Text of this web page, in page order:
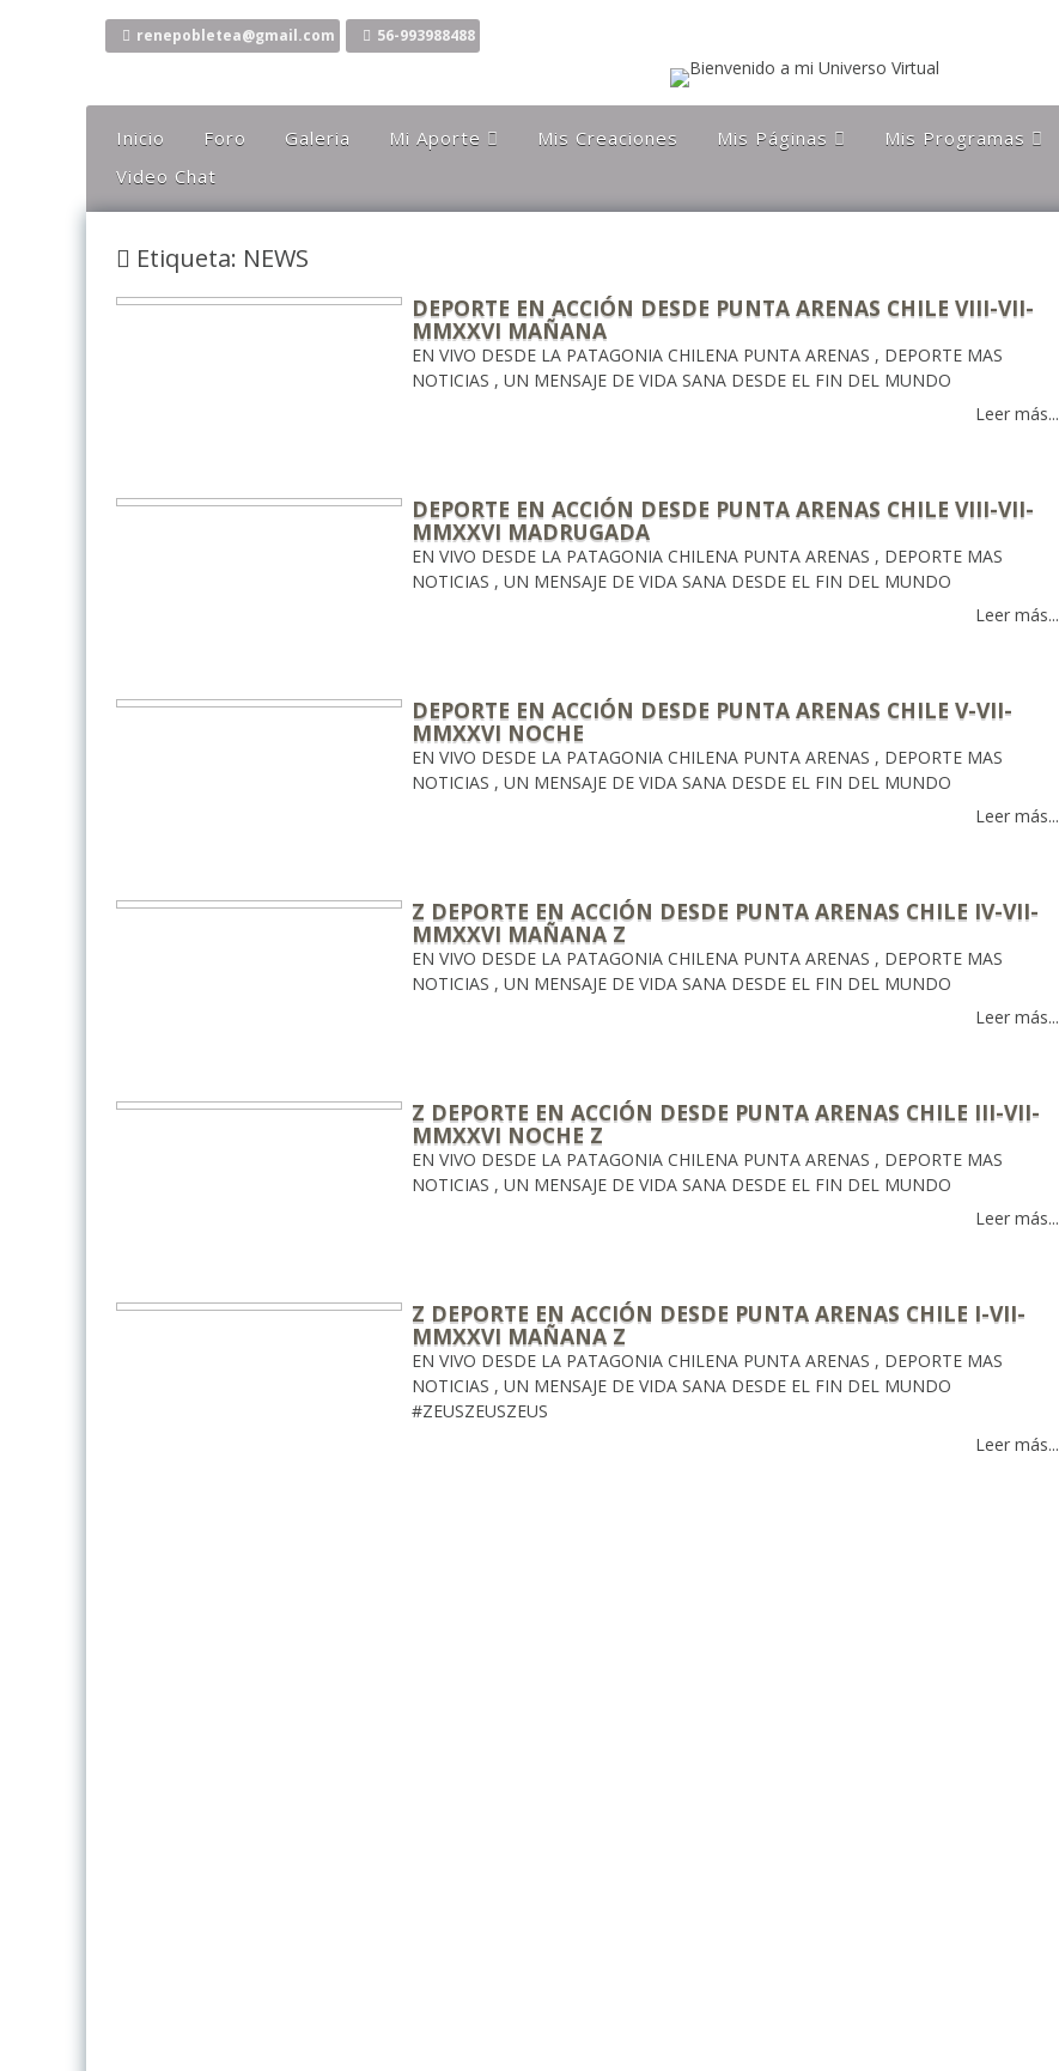
renepobletea@gmail.com 56-993988488
Inicio Foro Galeria Mi Aporte
Comentarios
El Canto De La Lira
Ideas
Mis Karaokes
Mis Creaciones Mis Páginas
Chileno
Orgulloso de ser
Magallanico
Mamá Sea Eterna
Mis Programas
Charla Austral
Video Chat
Etiqueta: NEWS
DEPORTE EN ACCIÓN DESDE PUNTA ARENAS CHILE VIII-VII-
MMXXVI MAÑANA
EN VIVO DESDE LA PATAGONIA CHILENA PUNTA ARENAS , DEPORTE MAS
NOTICIAS , UN MENSAJE DE VIDA SANA DESDE EL FIN DEL MUNDO
Leer más...
DEPORTE EN ACCIÓN DESDE PUNTA ARENAS CHILE VIII-VII-
MMXXVI MADRUGADA
EN VIVO DESDE LA PATAGONIA CHILENA PUNTA ARENAS , DEPORTE MAS
NOTICIAS , UN MENSAJE DE VIDA SANA DESDE EL FIN DEL MUNDO
Leer más...
DEPORTE EN ACCIÓN DESDE PUNTA ARENAS CHILE V-VII-
MMXXVI NOCHE
EN VIVO DESDE LA PATAGONIA CHILENA PUNTA ARENAS , DEPORTE MAS
NOTICIAS , UN MENSAJE DE VIDA SANA DESDE EL FIN DEL MUNDO
Leer más...
Z DEPORTE EN ACCIÓN DESDE PUNTA ARENAS CHILE IV-VII-
MMXXVI MAÑANA Z
EN VIVO DESDE LA PATAGONIA CHILENA PUNTA ARENAS , DEPORTE MAS
NOTICIAS , UN MENSAJE DE VIDA SANA DESDE EL FIN DEL MUNDO
Leer más...
Z DEPORTE EN ACCIÓN DESDE PUNTA ARENAS CHILE III-VII-
MMXXVI NOCHE Z
EN VIVO DESDE LA PATAGONIA CHILENA PUNTA ARENAS , DEPORTE MAS
NOTICIAS , UN MENSAJE DE VIDA SANA DESDE EL FIN DEL MUNDO
Leer más...
Z DEPORTE EN ACCIÓN DESDE PUNTA ARENAS CHILE I-VII-
MMXXVI MAÑANA Z
EN VIVO DESDE LA PATAGONIA CHILENA PUNTA ARENAS , DEPORTE MAS
NOTICIAS , UN MENSAJE DE VIDA SANA DESDE EL FIN DEL MUNDO
#ZEUSZEUSZEUS
Leer más...